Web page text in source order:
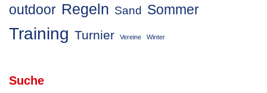
outdoor Regeln Sand Sommer
Training Turnier Vereine Winter
Suche